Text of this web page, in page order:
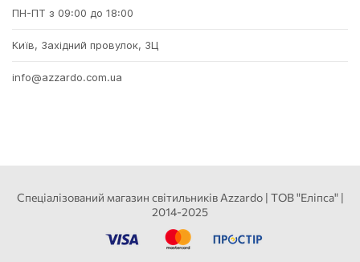
ПН-ПТ з 09:00 до 18:00
Київ, Західний провулок, 3Ц
info@azzardo.com.ua
Спеціалізований магазин світильників Azzardo | ТОВ "Еліпса" |
2014-2025